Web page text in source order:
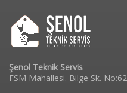
Şenol Teknik Servis
FSM Mahallesi. Bilge Sk.